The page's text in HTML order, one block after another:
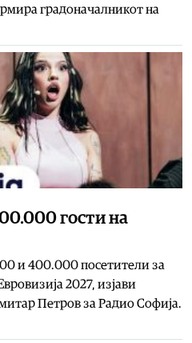
градоначалникот на
гости на
и 400.000 посетители за
2027, изјави
Петров за Радио Софија.